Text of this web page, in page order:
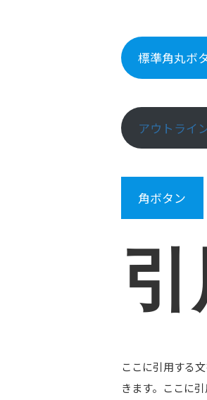
標準角丸ボ
アウトライ
角ボタン
引
ここに引用する
きます。ここに